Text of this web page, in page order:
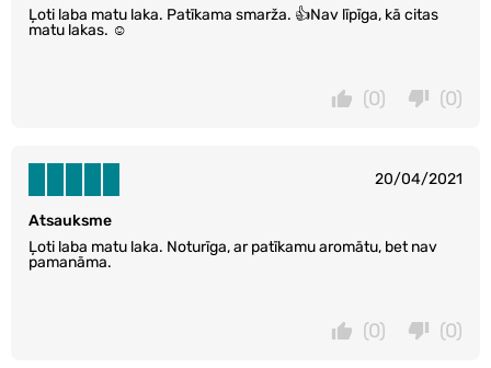
Ļoti laba matu laka. Patīkama smarža. 👍Nav līpīga, kā citas
matu lakas. ☺️
(0)
(0)
20/04/2021
Atsauksme
Ļoti laba matu laka. Noturīga, ar patīkamu aromātu, bet nav
pamanāma.
(0)
(0)